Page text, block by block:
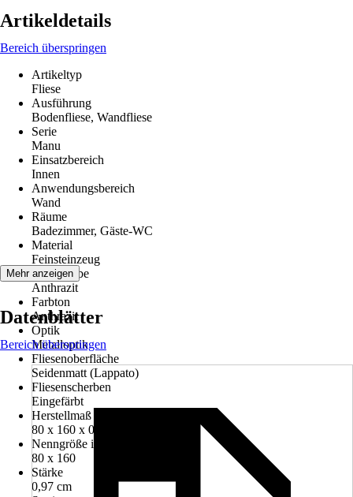
Artikeldetails
Bereich überspringen
Artikeltyp
Fliese
Ausführung
Bodenfliese, Wandfliese
Serie
Manu
Einsatzbereich
Innen
Anwendungsbereich
Wand
Räume
Badezimmer, Gäste-WC
Material
Feinsteinzeug
Grundfarbe
Anthrazit
Farbton
Anthrazit
Optik
Metalloptik
Fliesenoberfläche
Seidenmatt (Lappato)
Fliesenscherben
Eingefärbt
Herstellmaß BxLxS in cm
80 x 160 x 0.97 cm
Nenngröße in cm
80 x 160
Stärke
0,97 cm
Mehr anzeigen
Datenblätter
Bereich überspringen